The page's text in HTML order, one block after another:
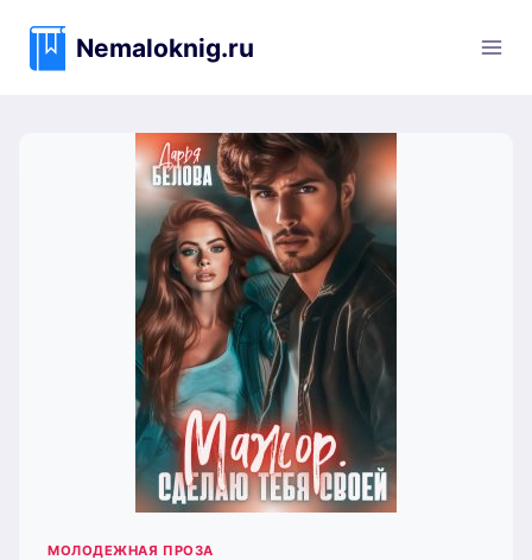
содержимому
Nemaloknig.ru
МОЛОДЕЖНАЯ ПРОЗА